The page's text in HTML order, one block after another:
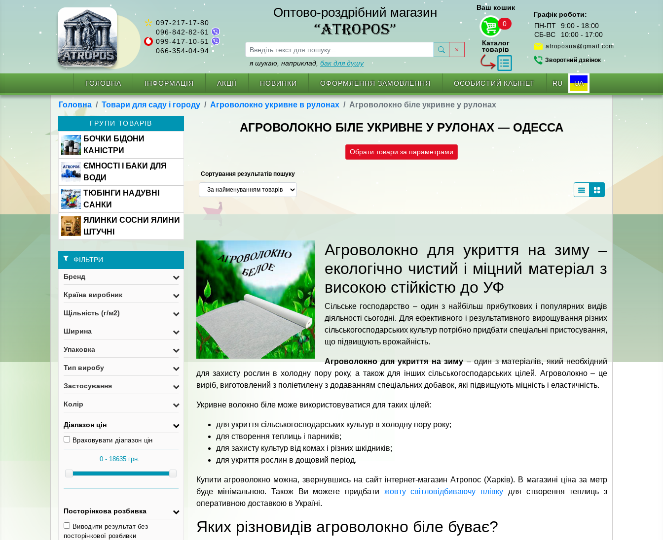
097-217-17-80
096-842-82-61
099-417-10-51
066-354-04-94
Оптово-роздрібний магазин
“ATROPOS”
я шукаю, наприклад, бак для душу
Ваш кошик
0
Каталог
товарів
Графік роботи:
ПН-ПТ
9:00 - 18:00
СБ-ВС
10:00 - 17:00
atroposua@gmail.com
Зворотний дзвінок
ГОЛОВНА ІНФОРМАЦІЯ АКЦІЇ НОВИНКИ ОФОРМЛЕННЯ ЗАМОВЛЕННЯ ОСОБИСТИЙ КАБІНЕТ RU UA
Головна Товари для саду і городу Агроволокно укривне в рулонах Агроволокно біле укривне у рулонах
ГРУПИ ТОВАРІВ
БОЧКИ БІДОНИ
КАНІСТРИ
ЄМНОСТІ І БАКИ ДЛЯ
ВОДИ
ТЮБІНГИ НАДУВНІ
САНКИ
ЯЛИНКИ СОСНИ ЯЛИНИ
ШТУЧНІ
ФІЛЬТРИ
Бренд
Країна виробник
Щільність (г/м2)
Ширина
Упаковка
Тип виробу
Застосування
Колір
Діапазон цін
Враховувати діапазон цін
Посторінкова розбивка
Виводити результат без
посторінкової розбивки
АГРОВОЛОКНО БІЛЕ УКРИВНЕ У РУЛОНАХ — ОДЕССА
Обрати товари за параметрами
Сортування результатів пошуку
Агроволокно для укриття на зиму –
екологічно чистий і міцний матеріал з
високою стійкістю до УФ
Сільське господарство – один з найбільш прибуткових і популярних видів
діяльності сьогодні. Для ефективного і результативного вирощування різних
сільськогосподарських культур потрібно придбати спеціальні пристосування,
що підвищують врожайність.
Агроволокно для укриття на зиму– один з матеріалів, який необхідний
для захисту рослин в холодну пору року, а також для інших сільськогосподарських цілей. Агроволокно – це
виріб, виготовлений з поліетилену з додаванням спеціальних добавок, які підвищують міцність і еластичність.
Укривне волокно біле може використовуватися для таких цілей:
для укриття сільськогосподарських культур в холодну пору року;
для створення теплиць і парників;
для захисту культур від комах і різних шкідників;
для укриття рослин в дощовий період.
Купити агроволокно можна, звернувшись на сайт інтернет-магазин Атропос (Харків). В магазині ціна за метр
буде мінімальною. Також Ви можете придбати жовту світловідбиваючу плівку для створення теплиць з
оперативною доставкою в Україні.
Яких різновидів агроволокно біле буває?